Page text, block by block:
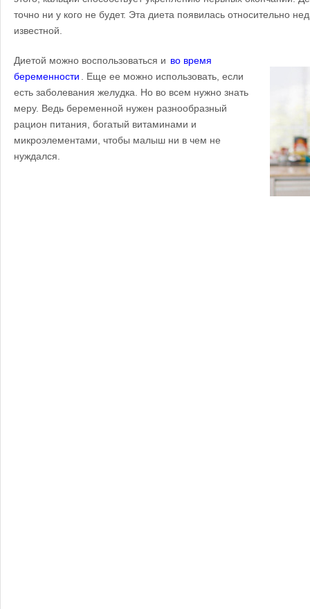
точно ни у кого не будет. Эта диета появилась относительно
известной.
Диетой можно воспользоваться и во время
беременности
. Еще ее можно использовать, если
есть заболевания желудка. Но во всем нужно знать
меру. Ведь беременной нужен разнообразный
рацион питания, богатый витаминами и
микроэлементами, чтобы малыш ни в чем не
нуждался.